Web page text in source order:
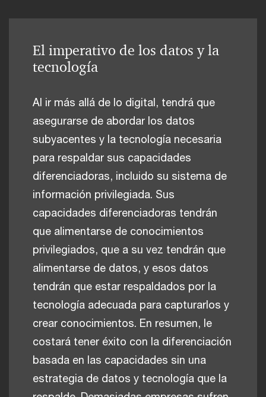
El imperativo de los datos y la
tecnología
Al ir más allá de lo digital, tendrá que
asegurarse de abordar los datos
subyacentes y la tecnología necesaria
para respaldar sus capacidades
diferenciadoras, incluido su sistema de
información privilegiada. Sus
capacidades diferenciadoras tendrán
que alimentarse de conocimientos
privilegiados, que a su vez tendrán que
alimentarse de datos, y esos datos
tendrán que estar respaldados por la
tecnología adecuada para capturarlos y
crear conocimientos. En resumen, le
costará tener éxito con la diferenciación
basada en las capacidades sin una
estrategia de datos y tecnología que la